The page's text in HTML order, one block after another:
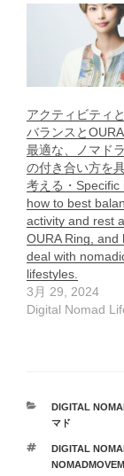
アクティビティ
バランスと
最適な、ノマド
の付き合い方を
考える・Specific
how to best
activity and rest
OURA Ring, and
deal with
lifestyles.
3月 29, 2024
Digital Nomad
カ
テ
リ
ー
DIGITAL
マド
タ
グ
DIGITAL